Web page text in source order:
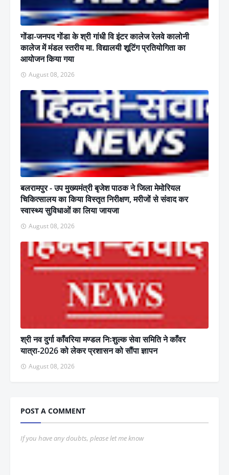
गोंडा-जनपद गोंडा के श्री गांधी वि इंटर कालेज रेलवे कालोनी
कालेज में मंडल स्तरीय मा. विद्यालयी शूटिंग प्रतियोगिता का
आयोजन किया गया
August 08, 2026
बलरामपुर - उप मुख्यमंत्री बृजेश पाठक ने जिला मेमोरियल
चिकित्सालय का किया विस्तृत निरीक्षण, मरीजों से संवाद कर
स्वास्थ्य सुविधाओं का लिया जायजा
August 08, 2026
श्री नव दुर्गा काँवरिया मण्डल निःशुल्क सेवा समिति ने काँवर
यात्रा-2026 को लेकर प्रशासन को सौंपा ज्ञापन
August 08, 2026
POST A COMMENT
If you have any doubts, please let me know